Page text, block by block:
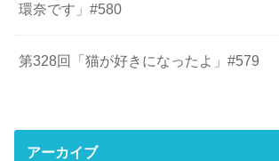
環奈です」#580
第328回「猫が好きになったよ」#579
アーカイブ